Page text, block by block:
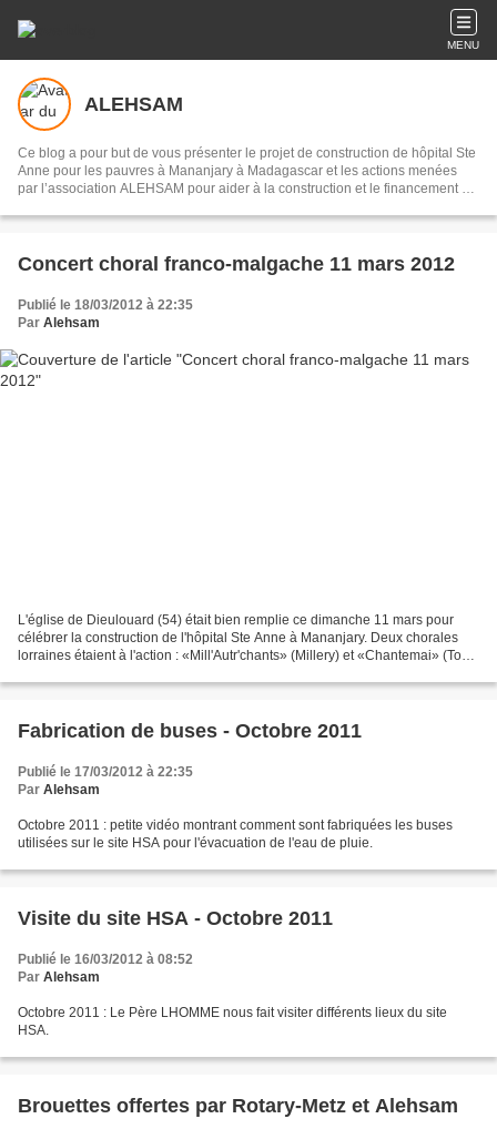
MENU
ALEHSAM
Ce blog a pour but de vous présenter le projet de construction de hôpital Ste
Anne pour les pauvres à Mananjary à Madagascar et les actions menées
par l’association ALEHSAM pour aider à la construction et le financement de
Concert choral franco-malgache 11 mars 2012
Publié le 18/03/2012 à 22:35
Par Alehsam
L'église de Dieulouard (54) était bien remplie ce dimanche 11 mars pour
célébrer la construction de l'hôpital Ste Anne à Mananjary. Deux chorales
lorraines étaient à l'action : «Mill'Autr'chants» (Millery) et «Chantemai» (Toul)
Fabrication de buses - Octobre 2011
Publié le 17/03/2012 à 22:35
Par Alehsam
Octobre 2011 : petite vidéo montrant comment sont fabriquées les buses
utilisées sur le site HSA pour l'évacuation de l'eau de pluie.
Visite du site HSA - Octobre 2011
Publié le 16/03/2012 à 08:52
Par Alehsam
Octobre 2011 : Le Père LHOMME nous fait visiter différents lieux du site
HSA.
Brouettes offertes par Rotary-Metz et Alehsam